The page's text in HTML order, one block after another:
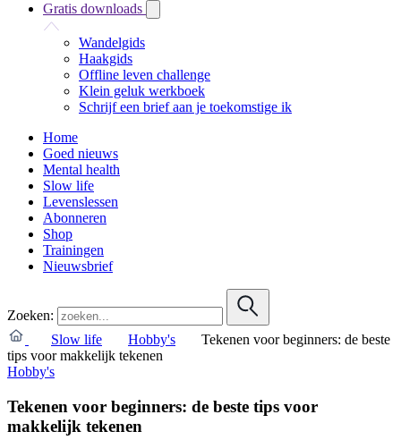
Gratis downloads
Wandelgids
Haakgids
Offline leven challenge
Klein geluk werkboek
Schrijf een brief aan je toekomstige ik
Home
Goed nieuws
Mental health
Slow life
Levenslessen
Abonneren
Shop
Trainingen
Nieuwsbrief
Zoeken:
Slow life
Hobby's
Tekenen voor beginners: de beste
tips voor makkelijk tekenen
Hobby's
Tekenen voor beginners: de beste tips voor
makkelijk tekenen